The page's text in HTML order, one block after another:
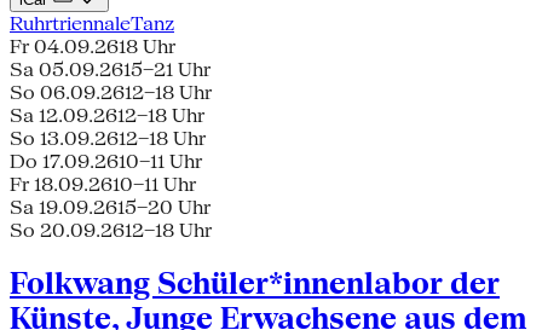
RuhrtriennaleTanz
Fr 04.09.2618 Uhr
Sa 05.09.2615–21 Uhr
So 06.09.2612–18 Uhr
Sa 12.09.2612–18 Uhr
So 13.09.2612–18 Uhr
Do 17.09.2610–11 Uhr
Fr 18.09.2610–11 Uhr
Sa 19.09.2615–20 Uhr
So 20.09.2612–18 Uhr
Folkwang Schüler*innenlabor der
Künste, Junge Erwachsene aus dem